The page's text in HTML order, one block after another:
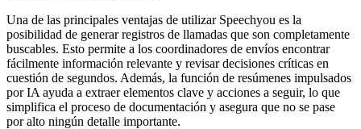
Una de las principales ventajas de utilizar Speechyou es la
posibilidad de generar registros de llamadas que son completamente
buscables. Esto permite a los coordinadores de envíos encontrar
fácilmente información relevante y revisar decisiones críticas en
cuestión de segundos. Además, la función de resúmenes impulsados
por IA ayuda a extraer elementos clave y acciones a seguir, lo que
simplifica el proceso de documentación y asegura que no se pase
por alto ningún detalle importante.